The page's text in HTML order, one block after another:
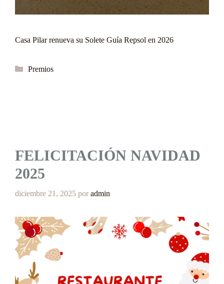
Casa Pilar renueva su Solete Guía Repsol en 2026
Categorías
Premios
FELICITACIÓN NAVIDAD
2025
diciembre 21, 2025 por admin